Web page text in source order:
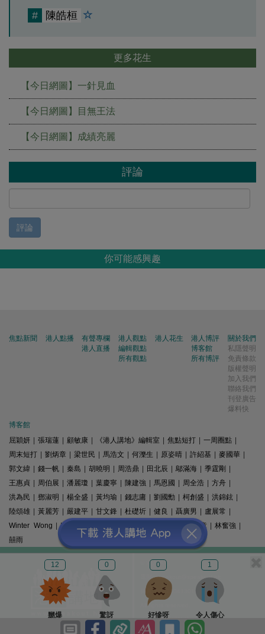
# 陳皓桓
12
嬲爆
0
驚訝
0
好慘呀
1
令人傷心
更多花生
【今日網圖】一針見血
【今日網圖】目無王法
【今日網圖】成績亮麗
評論
評論
你可能感興趣
焦點新聞 港人點播
有聲專欄
港人直播
港人觀點
編輯觀點
所有觀點
港人花生
港人博評
博客館
所有博評
關於我們
私隱聲明
免責條款
版權聲明
加入我們
聯絡我們
刊登廣告
爆料快
博客館
屈穎妍
張瑞蓮 顧敏康 《港人講地》編輯室 焦點短打 一周圈點
周末短打
劉炳章 梁世民 馬浩文 何濼生 原姿晴 許紹基 麥國華
郭文緯
錢一帆 秦島 胡曉明 周浩鼎 田北辰 鄔滿海 季霆剛
王惠貞
周伯展 潘麗瓊 葉慶寧 陳建強 馬恩國 周全浩 方舟
洪為民
鄧淑明 楊全盛 黃均瑜 錢志庸 劉國勳 柯創盛 洪錦鉉
陸頌雄
黃麗芳 嚴建平 甘文鋒 杜礎圻 健良 聶廣男 盧展常
Winter Wong
K2 梁文新 羅崑 姚銘 精選文章 林奮強
囍雨
© 港人講地
電郵: speakout@speakout.hk
傳真: 85228041301
All rights reserved.
版權所有 不得轉載